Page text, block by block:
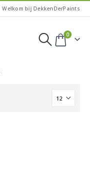
Welkom bij DekkenDerPaints
0